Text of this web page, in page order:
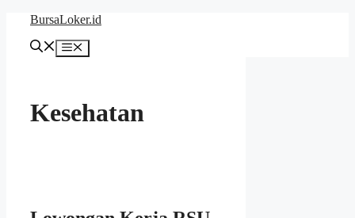
Langsung
BursaLoker.id
Menu
Kesehatan